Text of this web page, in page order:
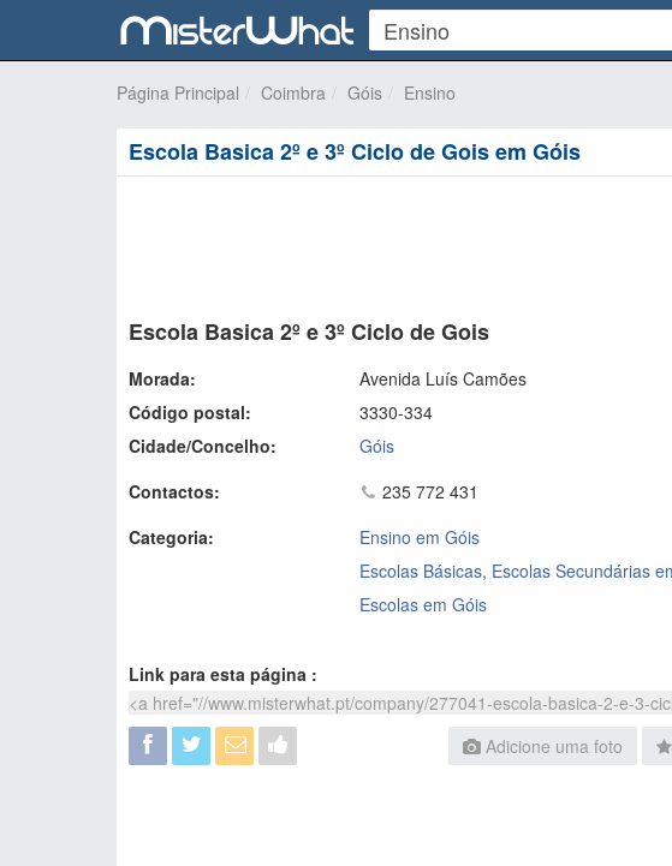
Página Principal Coimbra Góis Ensino
Escola Basica 2º e 3º Ciclo de Gois em Góis
Escola Basica 2º e 3º Ciclo de Gois
Morada:
Avenida Luís Camões
Código postal:
3330-334
Cidade/Concelho:
Góis
Contactos:
235 772 431
Categoria:
Ensino em Góis
Escolas Básicas, Escolas Secundárias
Escolas em Góis
Link para esta página :
Adicione uma foto